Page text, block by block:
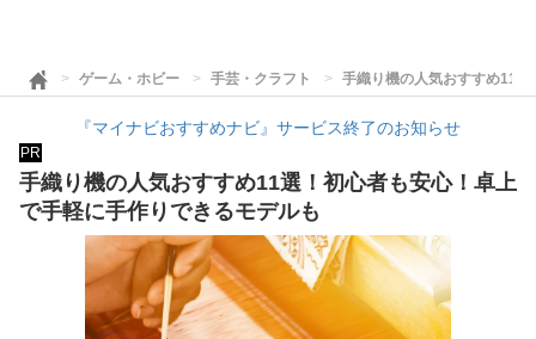
ゲーム・ホビー 手芸・クラフト 手織り機の人気おすすめ11
『マイナビおすすめナビ』サービス終了のお知らせ
PR
手織り機の人気おすすめ11選！初心者も安心！卓上
で手軽に手作りできるモデルも